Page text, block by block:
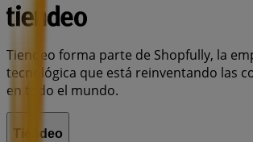
Tiendeo forma parte de Shopfully, la
tecnológica que está reinventando las
en todo el mundo.
Tiendeo